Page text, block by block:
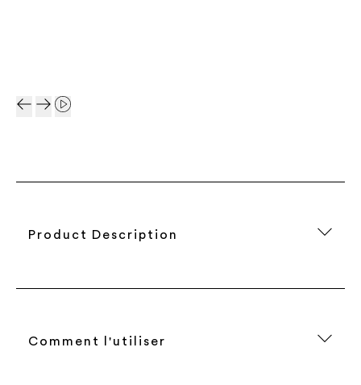
Product Description
Comment l'utiliser